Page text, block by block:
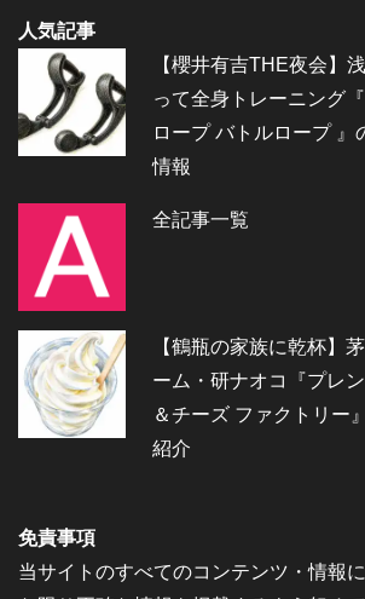
人気記事
【櫻井有吉THE夜会】
って全身トレーニング
ロープ バトルロープ 』
情報
全記事一覧
【鶴瓶の家族に乾杯】
ーム・研ナオコ『プレ
＆チーズ ファクトリー
紹介
免責事項
当サイトのすべてのコンテンツ・情報